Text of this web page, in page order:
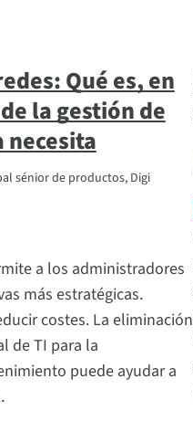
Qué es, en
la gestión de
necesita
sénior de productos, Digi
a los administradores
más estratégicas.
costes. La eliminación
de TI para la
puede ayudar a